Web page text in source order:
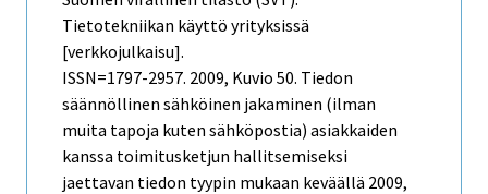
Tietotekniikan käyttö yrityksissä
[verkkojulkaisu].
ISSN=1797-2957. 2009, Kuvio 50. Tiedon
säännöllinen sähköinen jakaminen (ilman
muita tapoja kuten sähköpostia) asiakkaiden
kanssa toimitusketjun hallitsemiseksi
jaettavan tiedon tyypin mukaan keväällä 2009,